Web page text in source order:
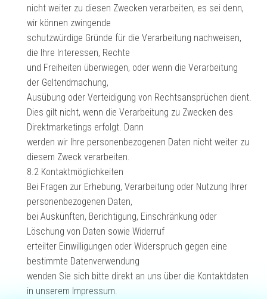
nicht weiter zu diesen Zwecken verarbeiten, es sei denn,
wir können zwingende
schutzwürdige Gründe für die Verarbeitung nachweisen,
die Ihre Interessen, Rechte
und Freiheiten überwiegen, oder wenn die Verarbeitung
der Geltendmachung,
Ausübung oder Verteidigung von Rechtsansprüchen dient.
Dies gilt nicht, wenn die Verarbeitung zu Zwecken des
Direktmarketings erfolgt. Dann
werden wir Ihre personenbezogenen Daten nicht weiter zu
diesem Zweck verarbeiten.
8.2 Kontaktmöglichkeiten
Bei Fragen zur Erhebung, Verarbeitung oder Nutzung Ihrer
personenbezogenen Daten,
bei Auskünften, Berichtigung, Einschränkung oder
Löschung von Daten sowie Widerruf
erteilter Einwilligungen oder Widerspruch gegen eine
bestimmte Datenverwendung
wenden Sie sich bitte direkt an uns über die Kontaktdaten
in unserem Impressum.